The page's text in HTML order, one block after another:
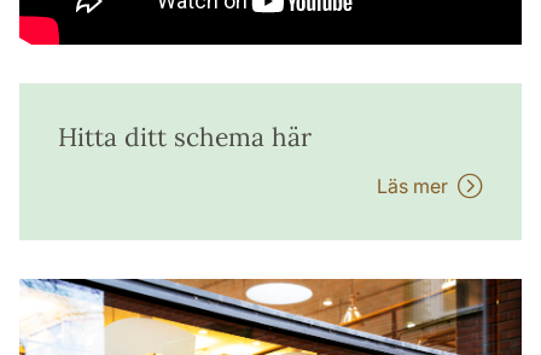
Hitta ditt schema här
Läs mer